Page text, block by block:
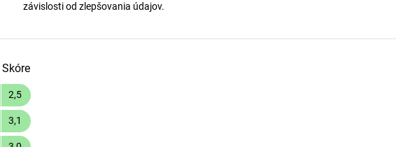
závislosti od zlepšovania údajov.
Skóre
2,5
3,1